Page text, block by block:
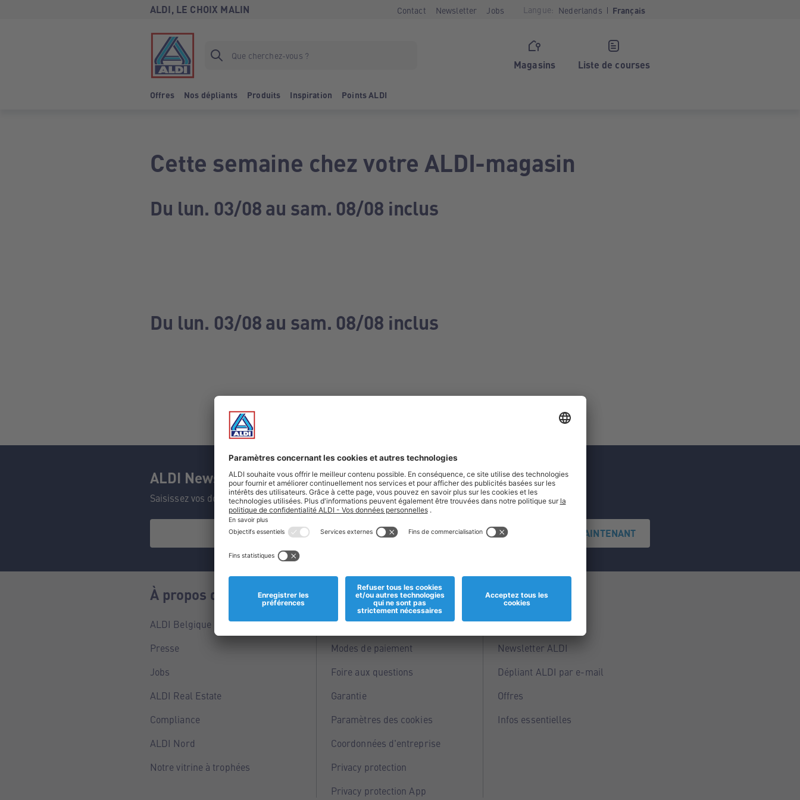
ALDI, LE CHOIX MALIN Contact Newsletter Jobs Langue: Nederlands Français
Magasins Liste de courses
Offres Nos dépliants Produits Inspiration Points ALDI
Cette semaine chez votre ALDI-magasin
Du lun. 03/08 au sam. 08/08 inclus
Du lun. 03/08 au sam. 08/08 inclus
ALDI Newsletter
Saisissez vos données et ne manquez aucune de nos offres.
S'INSCRIRE MAINTENANT
À propos de nous
ALDI Belgique
Presse
Jobs
ALDI Real Estate
Compliance
ALDI Nord
Notre vitrine à trophées
Informations
Magasins
Modes de paiement
Foire aux questions
Garantie
Paramètres des cookies
Coordonnées d'entreprise
Privacy protection
Privacy protection App
Service
Points ALDI
Newsletter ALDI
Dépliant ALDI par e-mail
Offres
Infos essentielles